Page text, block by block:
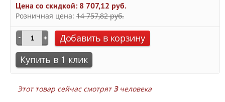
Цена со скидкой: 8 707,12 руб.
Розничная цена: 14 757,82 руб.
Добавить в корзину
Купить в 1 клик
Этот товар сейчас смотрят3человека